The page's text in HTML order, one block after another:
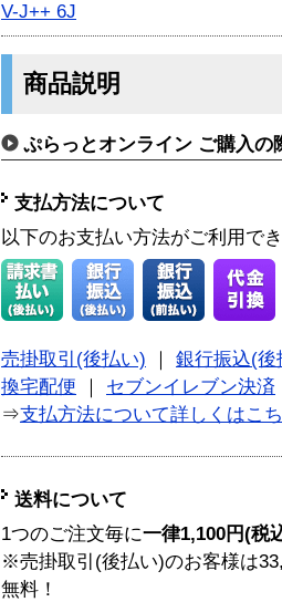
V-J++ 6J
商品説明
ぷらっとオンライン ご購入の
支払方法について
以下のお支払い方法がご利用で
売掛取引(後払い)
銀行振込(後
換宅配便
セブンイレブン決済
⇒支払方法について詳しくはこ
送料について
1つのご注文毎に一律1,100円(税
※売掛取引(後払い)のお客様は
無料！